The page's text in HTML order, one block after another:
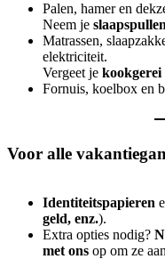
Palen, hamer en
Neem je slaapspullen
Matrassen,
elektriciteit.
Vergeet je kookgerei
Fornuis, koelbox en
Voor alle
Identiteitspapieren
geld, enz.).
Extra opties nodig?
met ons op om ze